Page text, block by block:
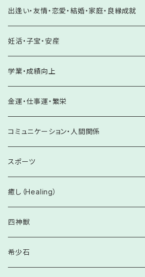
極印 酒粕塩
岩塩
パロサント
原石
水晶クラスター
アメジスト
サンキャッチャー
シリスタミスト
アロマスプレー
セレナイト
ワンド
金剛杵
鈴
アロマオイル
1月 ガーネット
2月 アメジスト・クリソベリルキャッツアイ
7月 ルビー
8月 ペリドット・サードオニキス・スピネル
厄年・八方除け
邪気除け・悪霊除け
開運・願望成就
未来を切り開く
夢を見つける・夢の実現
健康増進・体力回復
病気平癒
がん予防・克服のお守り
循環器系・血液疾患
術前・術後の安定と快方
感染予防
ケガ予防・克服
出逢い・友情・恋愛・結婚・家庭・良縁成就
自分らしさを輝かす・自己肯定・自信
友情・絆
出逢い・良縁成就
恋愛成就
結婚・家庭円満
復縁
妊活・子宝・安産
妊活・不妊解消
子宝
安産
学業・成績向上
夢や目標を見つける
やる気UP・成績向上
やる気UP・向上心
記憶力向上・暗記
受験・試験
うっかり・ケアレスミス防止
不安解消・プレッシャーに打ち勝つ
目標達成
金運・仕事運・繁栄
金運向上
収入UP・おこづかいUP・臨時収入
貯蓄・蓄財
商売繁盛・事業発展
実力向上・発揮
事業拡大・発展
昇進・昇格
就職・転職
転機を生む
コミュニケーション・人間関係
人間関係向上
家族・親子・兄弟・親族
学校・塾・習い事
会話力向上
集中力・意思伝達
緊張緩和・誤解解消
和解・仲直り
積極性
スポーツ
運動能力の開花・才能発揮
ケガ予防・トラブル防止・ステージの魔物除け
仲間との調和・上下関係良好へ
癒し（Healing）
不安解消
心身を癒す
四神獣
【8㎜】四神獣ブレスレット
希少石